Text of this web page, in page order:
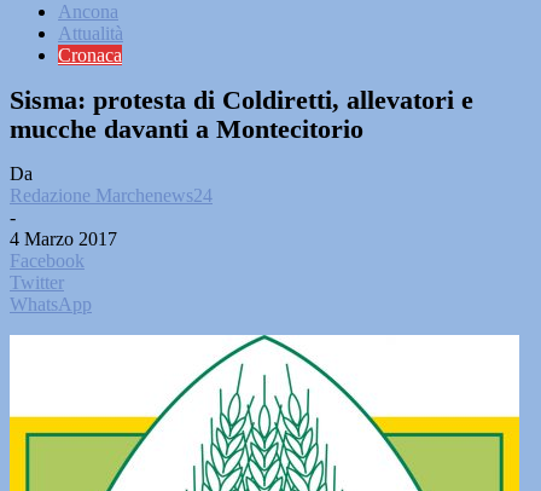
Ancona
Attualità
Cronaca
Sisma: protesta di Coldiretti, allevatori e
mucche davanti a Montecitorio
Da
Redazione Marchenews24
-
4 Marzo 2017
Facebook
Twitter
WhatsApp